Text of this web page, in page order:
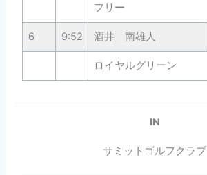
フリー
6 9:52 酒井 南雄人
ロイヤルグリーン
IN
サミットゴルフクラブ